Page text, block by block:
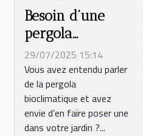
Besoin d’une
pergola
bioclimatique à
Narbonne ?
Contactez
Travaux Confort
!
29/07/2025 15:14
Vous avez entendu parler
de la pergola
bioclimatique et avez
envie d’en faire poser une
dans votre jardin ?...